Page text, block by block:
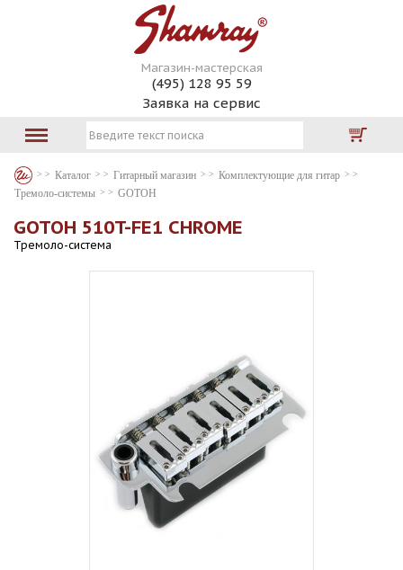
Магазин-мастерская
(495) 128 95 59
Заявка на сервис
Каталог Гитарный магазин
Комплектующие для гитар
Тремоло-системы
GOTOH
GOTOH 510T-FE1 CHROME
Тремоло-система